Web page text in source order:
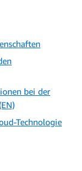
bei der
Technologie